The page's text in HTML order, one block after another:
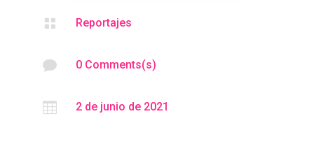
 Reportajes
 0 Comments(s)
 2 de junio de 2021